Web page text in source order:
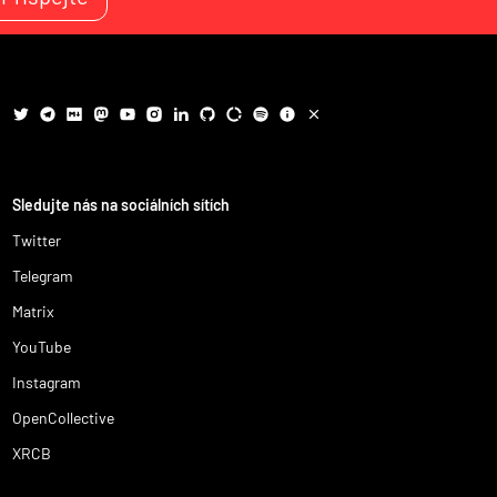
Sledujte nás na sociálních sítích
Twitter
Telegram
Matrix
YouTube
Instagram
OpenCollective
XRCB